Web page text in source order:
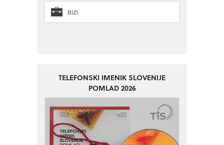
BIZI
TELEFONSKI IMENIK SLOVENIJE
POMLAD 2026